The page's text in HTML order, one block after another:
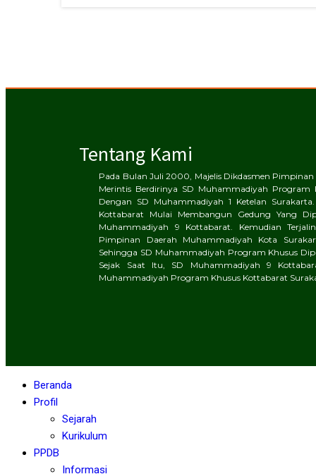
Tentang Kami
Pada Bulan Juli 2000, Majelis Dikdasmen
Merintis Berdirinya SD Muhammadiyah
Dengan SD Muhammadiyah 1 Ketelan
Kottabarat Mulai Membangun Gedung Yang
Muhammadiyah 9 Kottabarat. Kemudian
Pimpinan Daerah Muhammadiyah Kota
Sehingga SD Muhammadiyah Program Khusus
Sejak Saat Itu, SD Muhammadiyah 9
Muhammadiyah Program Khusus Kottabarat
Beranda
Profil
Sejarah
Kurikulum
PPDB
Informasi